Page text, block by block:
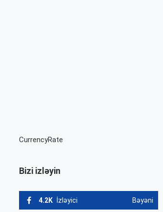
CurrencyRate
Bizi izləyin
4.2K İzləyici Bəyəni